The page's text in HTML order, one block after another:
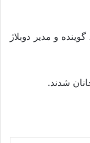
سلیمه قطبی، گوینده و مدیر دوبلاژ
شدند.